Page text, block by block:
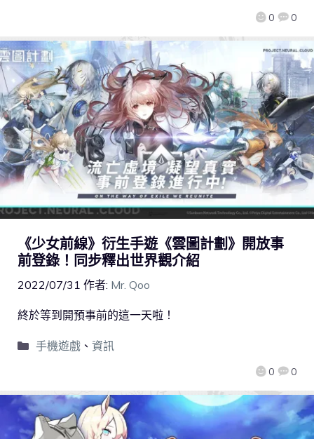
0 0
《少女前線》衍生手遊《雲圖計劃》開放事
前登錄！同步釋出世界觀介紹
2022/07/31 作者: Mr. Qoo
0 0
終於等到開預事前的這一天啦！
手機遊戲、 資訊